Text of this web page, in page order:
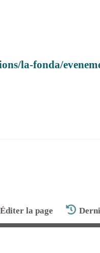
la-fonda/
Éditer la page